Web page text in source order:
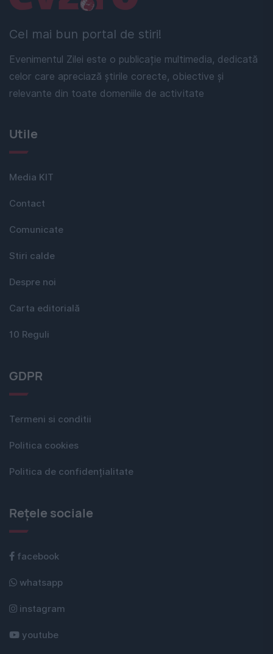
Cel mai bun portal de stiri!
Evenimentul Zilei este o publicație multimedia, dedicată
celor care apreciază știrile corecte, obiective și
relevante din toate domeniile de activitate
Utile
Media KIT
Contact
Comunicate
Stiri calde
Despre noi
Carta editorială
10 Reguli
GDPR
Termeni si conditii
Politica cookies
Politica de confidențialitate
Rețele sociale
facebook
whatsapp
instagram
youtube